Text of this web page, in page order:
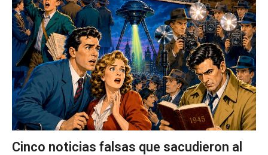
Cinco noticias falsas que sacudieron al